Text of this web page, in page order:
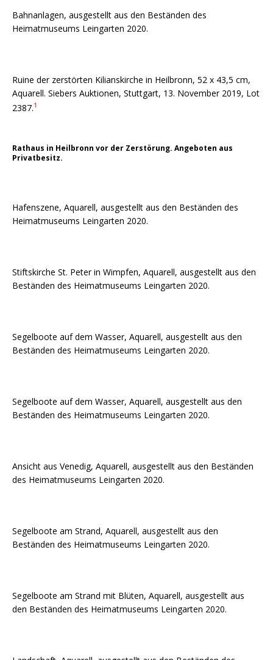
Bahnanlagen, ausgestellt aus den Beständen des
Heimatmuseums Leingarten 2020.
Ruine der zerstörten Kilianskirche in Heilbronn, 52 x 43,5 cm,
Aquarell. Siebers Auktionen, Stuttgart, 13. November 2019, Lot
2387.1
Rathaus in Heilbronn vor der Zerstörung. Angeboten aus
Privatbesitz.
Hafenszene, Aquarell, ausgestellt aus den Beständen des
Heimatmuseums Leingarten 2020.
Stiftskirche St. Peter in Wimpfen, Aquarell, ausgestellt aus den
Beständen des Heimatmuseums Leingarten 2020.
Segelboote auf dem Wasser, Aquarell, ausgestellt aus den
Beständen des Heimatmuseums Leingarten 2020.
Segelboote auf dem Wasser, Aquarell, ausgestellt aus den
Beständen des Heimatmuseums Leingarten 2020.
Ansicht aus Venedig, Aquarell, ausgestellt aus den Beständen
des Heimatmuseums Leingarten 2020.
Segelboote am Strand, Aquarell, ausgestellt aus den
Beständen des Heimatmuseums Leingarten 2020.
Segelboote am Strand mit Blüten, Aquarell, ausgestellt aus
den Beständen des Heimatmuseums Leingarten 2020.